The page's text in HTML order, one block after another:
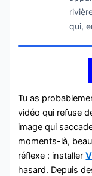
qui,
Tu as
vidéo qui refuse
image qui
moments-là,
réflexe : installer
hasard. Depuis